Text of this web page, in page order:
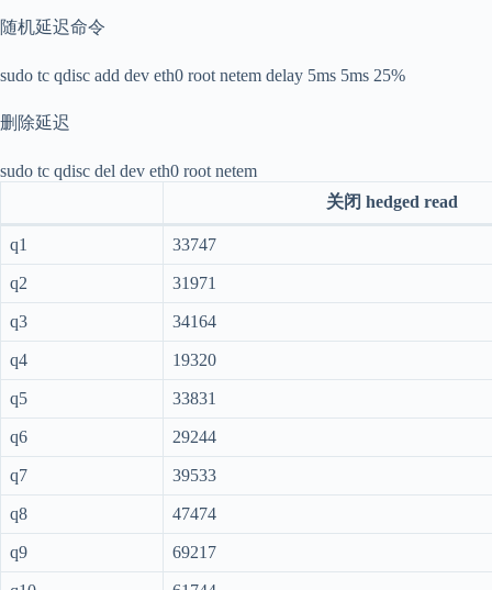
随机延迟命令
sudo tc qdisc add dev eth0 root netem delay 5ms 5ms 25%
删除延迟
sudo tc qdisc del dev eth0 root netem
关闭 hedged read
q1 33747
q2 31971
q3 34164
q4 19320
q5 33831
q6 29244
q7 39533
q8 47474
q9 69217